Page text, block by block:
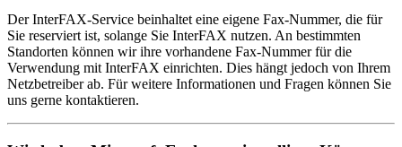
Der InterFAX-Service beinhaltet eine eigene Fax-Nummer, die für
Sie reserviert ist, solange Sie InterFAX nutzen. An bestimmten
Standorten können wir ihre vorhandene Fax-Nummer für die
Verwendung mit InterFAX einrichten. Dies hängt jedoch von Ihrem
Netzbetreiber ab. Für weitere Informationen und Fragen können Sie
uns gerne kontaktieren.